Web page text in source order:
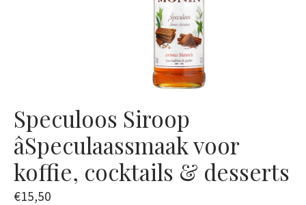
Speculoos Siroop
âSpeculaassmaak voor
koffie, cocktails & desserts
€15,50